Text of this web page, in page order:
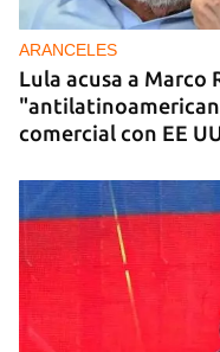
ARANCELES
Lula acusa a Marco
comercial con EE